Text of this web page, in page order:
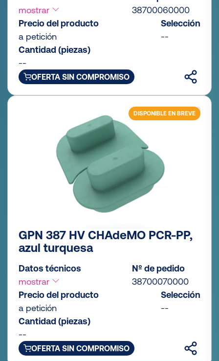
mostrar
38700060000
Precio del producto
a petición
Selección
--
Cantidad (piezas)
--
OFERTA SIN COMPROMISO
DISPONIBLE EN BREVE
GPN 387 HV CHAdeMO PCR-PP,
azul turquesa
Datos técnicos
mostrar
Nº de pedido
38700070000
Precio del producto
a petición
Selección
--
Cantidad (piezas)
--
OFERTA SIN COMPROMISO